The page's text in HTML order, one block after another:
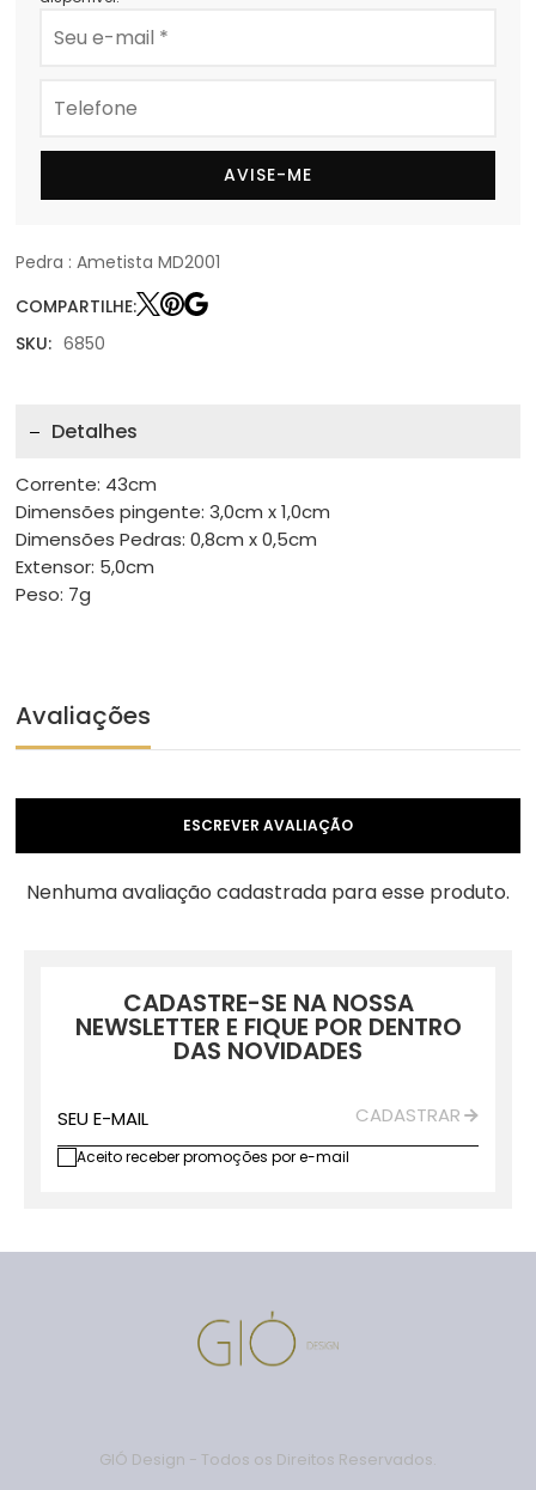
AVISE-ME
Pedra : Ametista MD2001
COMPARTILHE:
SKU: 6850
Detalhes
Corrente: 43cm
Dimensões pingente: 3,0cm x 1,0cm
Dimensões Pedras: 0,8cm x 0,5cm
Extensor: 5,0cm
Peso: 7g
Avaliações
ESCREVER AVALIAÇÃO
Nenhuma avaliação cadastrada para esse produto.
CADASTRE-SE NA NOSSA
NEWSLETTER E FIQUE POR DENTRO
DAS NOVIDADES
SEU E-MAIL CADASTRAR
Aceito receber promoções por e-mail
GIÓ Design - Todos os Direitos Reservados.